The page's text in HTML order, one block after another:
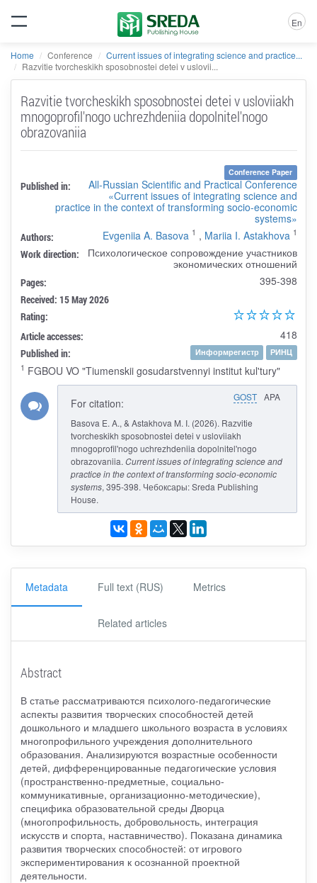
En
Home Conference
Current issues of integrating science and practice...
Razvitie tvorcheskikh sposobnostei detei v uslovii...
Razvitie tvorcheskikh sposobnostei detei v usloviiakh
mnogoprofil'nogo uchrezhdeniia dopolnitel'nogo
obrazovaniia
Conference Paper
Published in:
All-Russian Scientific and Practical Conference
«Current issues of integrating science and
practice in the context of transforming socio-economic
systems»
Authors: Evgeniia A. Basova 1 , Mariia I. Astakhova 1
Work direction:
Психологическое сопровождение участников
экономических отношений
Pages: 395-398
Received: 15 May 2026
Rating:
Article accesses:
418
Published in: Информрегистр
РИНЦ
1 FGBOU VO "Tiumenskii gosudarstvennyi institut kul'tury"
GOST APA
For citation:
Basova E. A., & Astakhova M. I. (2026). Razvitie
tvorcheskikh sposobnostei detei v usloviiakh
mnogoprofil'nogo uchrezhdeniia dopolnitel'nogo
obrazovaniia. Current issues of integrating science and
practice in the context of transforming socio-economic
systems, 395-398. Чебоксары: Sreda Publishing
House.
Metadata Full text (RUS) Metrics
Related articles
Abstract
В статье рассматриваются психолого-педагогические
аспекты развития творческих способностей детей
дошкольного и младшего школьного возраста в условиях
многопрофильного учреждения дополнительного
образования. Анализируются возрастные особенности
детей, дифференцированные педагогические условия
(пространственно-предметные, социально-
коммуникативные, организационно-методические),
специфика образовательной среды Дворца
(многопрофильность, добровольность, интеграция
искусств и спорта, наставничество). Показана динамика
развития творческих способностей: от игрового
экспериментирования к осознанной проектной
деятельности.